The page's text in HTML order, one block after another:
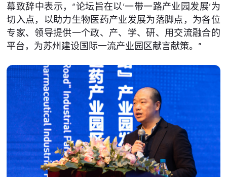
幕致辞中表示，“论坛旨在以‘一带一路产业园发展’为
切入点，以助力生物医药产业发展为落脚点，为各位
专家、领导提供一个政、产、学、研、用交流融合的
平台，为苏州建设国际一流产业园区献言献策。”